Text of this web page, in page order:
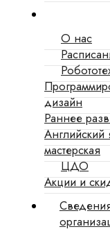
О нас
дизайн
Раннее
Английский
мастерская
ЦДО
Акции и